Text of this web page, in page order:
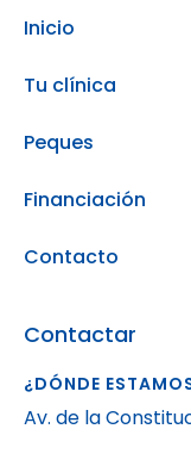
Inicio
Tu clínica
Peques
Financiación
Contacto
Contactar
¿DÓNDE
Av. de la